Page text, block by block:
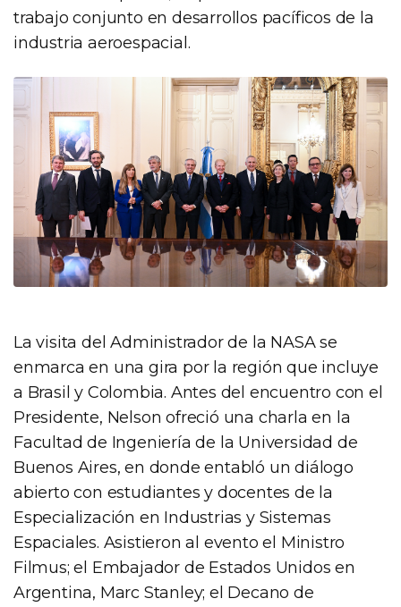
trabajo conjunto en desarrollos pacíficos de la
industria aeroespacial.
La visita del Administrador de la NASA se
enmarca en una gira por la región que incluye
a Brasil y Colombia. Antes del encuentro con el
Presidente, Nelson ofreció una charla en la
Facultad de Ingeniería de la Universidad de
Buenos Aires, en donde entabló un diálogo
abierto con estudiantes y docentes de la
Especialización en Industrias y Sistemas
Espaciales. Asistieron al evento el Ministro
Filmus; el Embajador de Estados Unidos en
Argentina, Marc Stanley; el Decano de